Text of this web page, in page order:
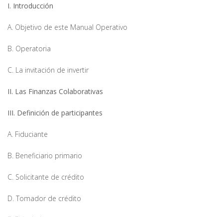
I. Introducción
A. Objetivo de este Manual Operativo
B. Operatoria
C. La invitación de invertir
II. Las Finanzas Colaborativas
III. Definición de participantes
A. Fiduciante
B. Beneficiario primario
C. Solicitante de crédito
D. Tomador de crédito